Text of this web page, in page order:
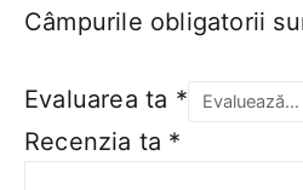
Câmpurile obligatorii
Evaluarea ta *
Recenzia ta *